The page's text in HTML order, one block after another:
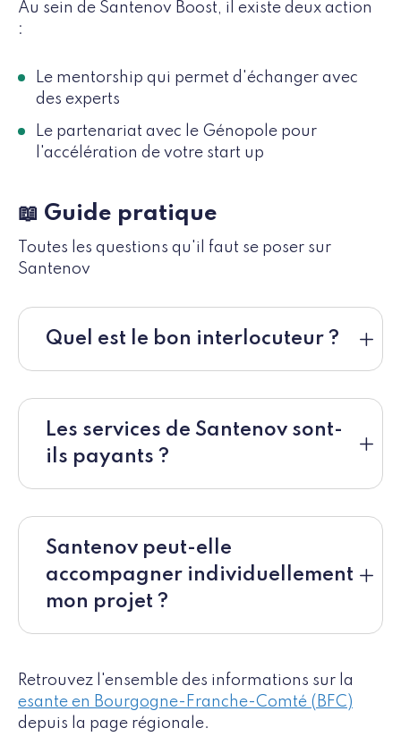
Au sein de Santenov Boost, il existe deux action
:
Le mentorship qui permet d'échanger avec
des experts
Le partenariat avec le Génopole pour
l'accélération de votre start up
📖 Guide pratique
Toutes les questions qu'il faut se poser sur
Santenov
Quel est le bon interlocuteur ?
Les services de Santenov sont-
ils payants ?
Santenov peut-elle
accompagner individuellement
mon projet ?
Retrouvez l'ensemble des informations sur la
esante en Bourgogne-Franche-Comté (BFC)
depuis la page régionale.